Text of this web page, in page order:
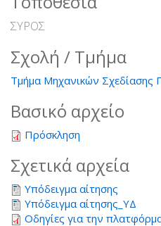
ΣΥΡΟΣ
Σχολή / Τμήμα
Τμήμα Μηχανικών Σχεδίασης
Βασικό αρχείο
Πρόσκληση
Σχετικά αρχεία
Υπόδειγμα αίτησης
Υπόδειγμα αίτησης_ΥΔ
Οδηγίες για την